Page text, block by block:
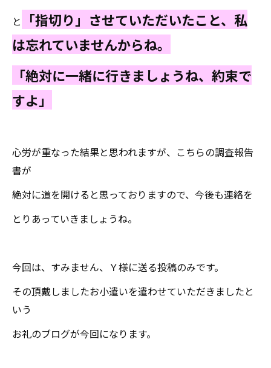
と
「指切り」させていただいたこと、私
は忘れていませんからね。
「絶対に一緒に行きましょうね、約束で
すよ」
心労が重なった結果と思われますが、こちらの調査報告
書が
絶対に道を開けると思っておりますので、今後も連絡を
とりあっていきましょうね。
今回は、すみません、Ｙ様に送る投稿のみです。
その頂戴しましたお小遣いを遣わせていただきましたと
いう
お礼のブログが今回になります。